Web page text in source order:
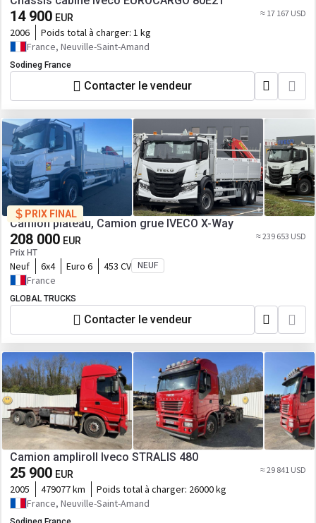
14 900 EUR ≈ 17 167 USD
2006 Poids total à charger: 1 kg
France, Neuville-Saint-Amand
Sodineg France
Contacter le vendeur
PRIX FINAL
Camion plateau, Camion grue IVECO X-Way
208 000 EUR
Prix HT
≈ 239 653 USD
Neuf 6x4 Euro 6 453 CV NEUF
France
GLOBAL TRUCKS
Contacter le vendeur
Camion ampliroll Iveco STRALIS 480
25 900 EUR ≈ 29 841 USD
2005 479077 km Poids total à charger: 26000 kg
France, Neuville-Saint-Amand